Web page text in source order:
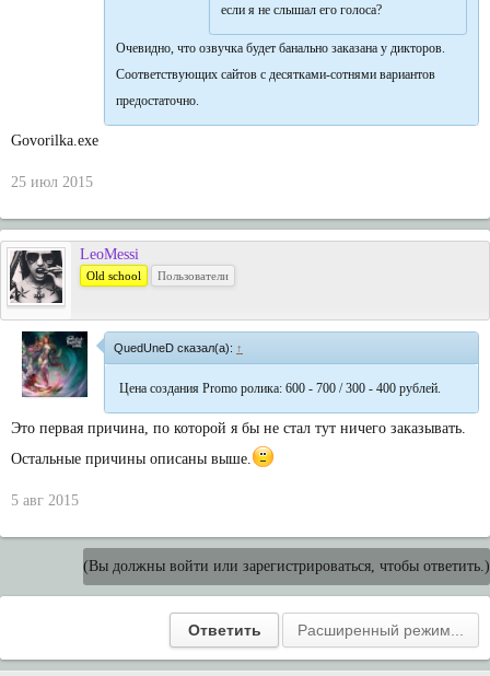
если я не слышал его голоса?
Очевидно, что озвучка будет банально заказана у дикторов.
Соответствующих сайтов с десятками-сотнями вариантов
предостаточно.
Govorilka.exe
25 июл 2015
LeoMessi
Old school Пользователи
QuedUneD сказал(а): ↑
Цена создания Promo ролика: 600 - 700 / 300 - 400 рублей.
Это первая причина, по которой я бы не стал тут ничего заказывать.
Остальные причины описаны выше.
5 авг 2015
(Вы должны войти или зарегистрироваться, чтобы ответить.)